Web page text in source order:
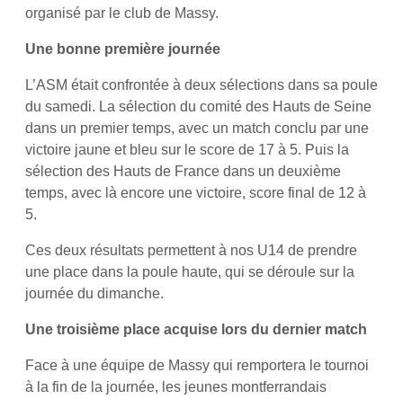
organisé par le club de Massy.
Une bonne première journée
L’ASM était confrontée à deux sélections dans sa poule
du samedi. La sélection du comité des Hauts de Seine
dans un premier temps, avec un match conclu par une
victoire jaune et bleu sur le score de 17 à 5. Puis la
sélection des Hauts de France dans un deuxième
temps, avec là encore une victoire, score final de 12 à
5.
Ces deux résultats permettent à nos U14 de prendre
une place dans la poule haute, qui se déroule sur la
journée du dimanche.
Une troisième place acquise lors du dernier match
Face à une équipe de Massy qui remportera le tournoi
à la fin de la journée, les jeunes montferrandais